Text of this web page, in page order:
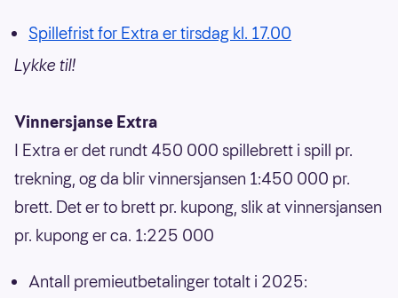
Spillefrist for Extra er tirsdag kl. 17.00
Lykke til!
Vinnersjanse Extra
I Extra er det rundt 450 000 spillebrett i spill pr.
trekning, og da blir vinnersjansen 1:450 000 pr.
brett. Det er to brett pr. kupong, slik at vinnersjansen
pr. kupong er ca. 1:225 000
Antall premieutbetalinger totalt i 2025: